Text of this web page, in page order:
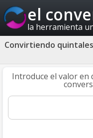
el
la herramienta
Convirtiendo
Introduce el valor